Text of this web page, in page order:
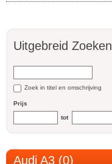
Uitgebreid Zoeken
Zoek in titel en omschrijving
Prijs
tot
Audi A3 (0)